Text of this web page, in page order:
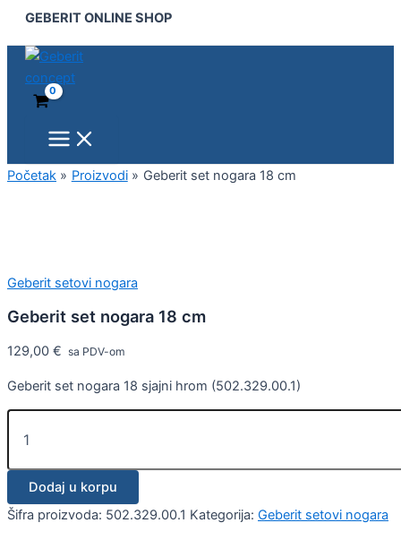
Pređi
sadržaj
GEBERIT ONLINE SHOP
Menu
Početak Proizvodi Geberit set nogara 18 cm
Geberit setovi nogara
Geberit set nogara 18 cm
129,00 € sa PDV-om
Geberit set nogara 18 sjajni hrom (502.329.00.1)
nogara
količina
Dodaj u korpu
Šifra proizvoda: 502.329.00.1 Kategorija: Geberit setovi nogara